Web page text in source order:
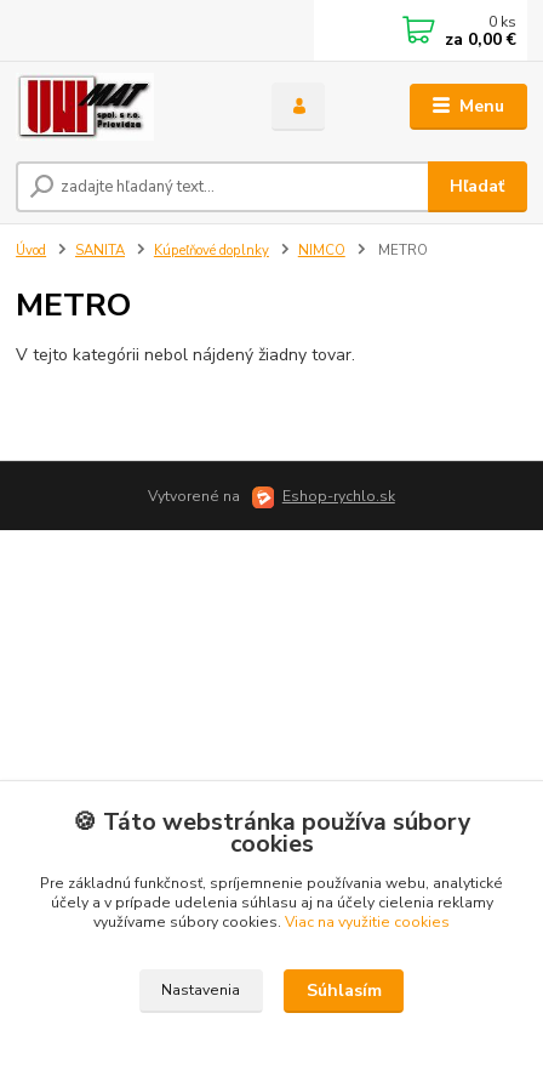
Menu
Hľadať
0 ks
za 0,00 €
Úvod SANITA Kúpeľňové doplnky NIMCO METRO
METRO
V tejto kategórii nebol nájdený žiadny tovar.
Vytvorené na Eshop-rychlo.sk
🍪 Táto webstránka používa súbory
cookies
Pre základnú funkčnosť, spríjemnenie používania webu, analytické
účely a v prípade udelenia súhlasu aj na účely cielenia reklamy
využívame súbory cookies. Viac na využitie cookies
Nastavenia Súhlasím